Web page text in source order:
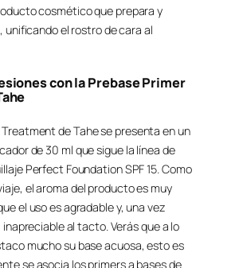
cosmético que prepara y
unificando el rostro de cara al
con la Prebase Primer
de Tahe se presenta en un
de 30 ml que sigue la línea de
Perfect Foundation SPF 15. Como
el aroma del producto es muy
el uso es agradable y, una vez
al tacto. Verás que a lo
mucho su base acuosa, esto es
se asocia los primers a bases de